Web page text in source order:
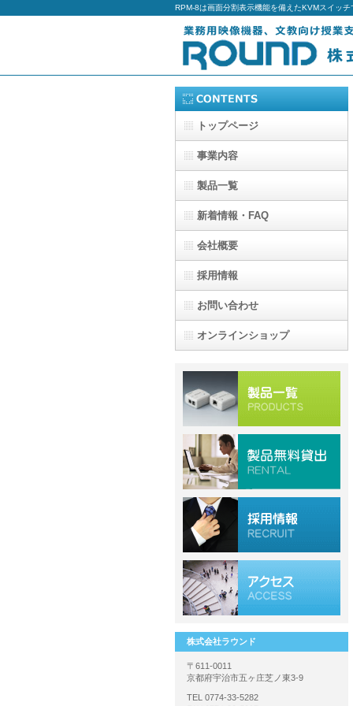
RPM-8は画面分割表示機能を備えたKVMスイッチ
トップページ
事業内容
製品一覧
新着情報・FAQ
会社概要
採用情報
お問い合わせ
オンラインショップ
株式会社ラウンド
〒611-0011
京都府宇治市五ヶ庄芝ノ東3-9
TEL 0774-33-5282